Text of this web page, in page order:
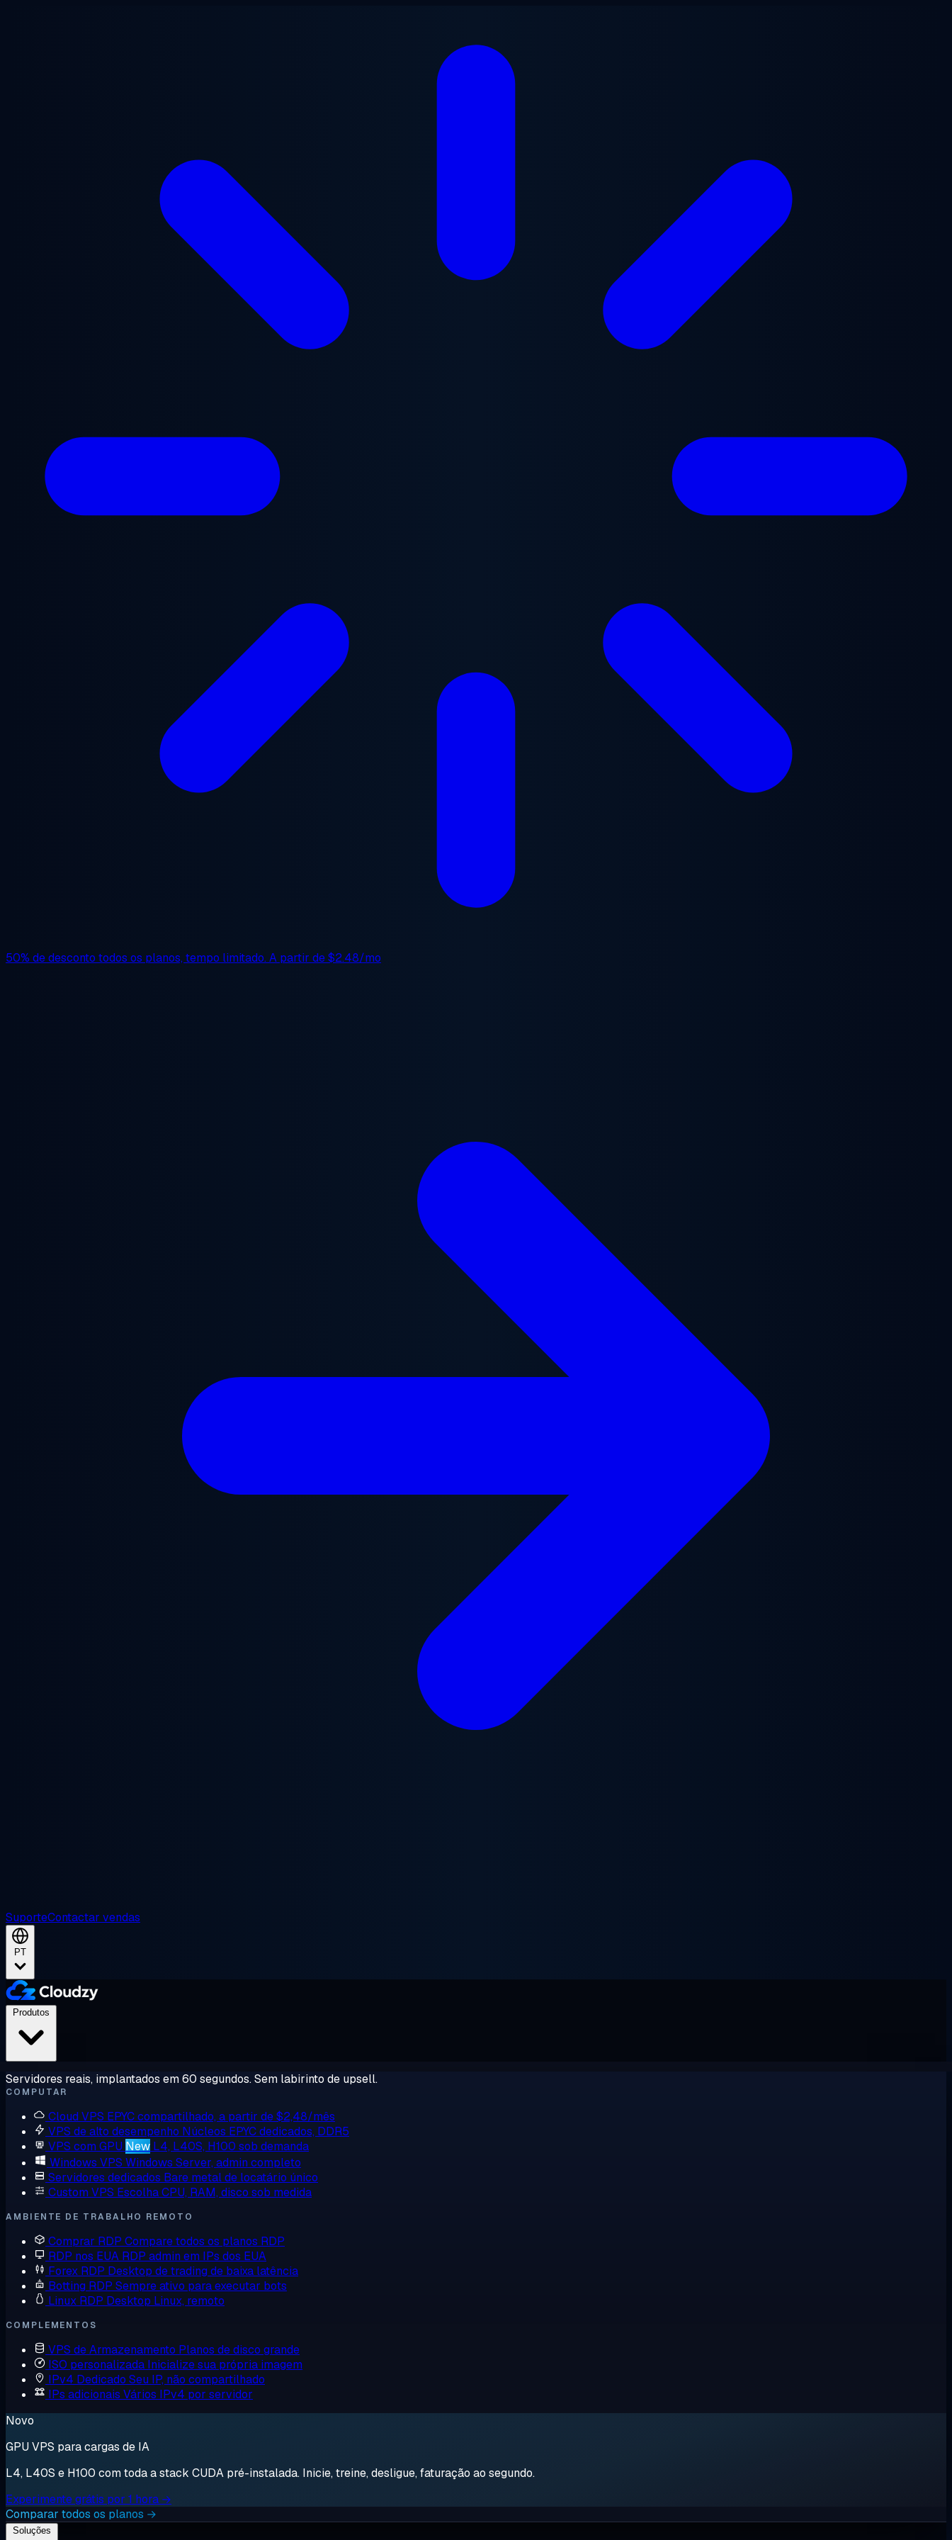
50% de desconto todos os planos, tempo limitado. A partir de$2.48/mo
SuporteContactar vendas
PT
Servidores reais, implantados em 60 segundos. Sem labirinto de upsell.
COMPUTAR
Cloud VPS EPYC compartilhado, a partir de $2,48/mês
VPS de alto desempenho Núcleos EPYC dedicados, DDR5
VPS com GPU New L4, L40S, H100 sob demanda
Windows VPS Windows Server, admin completo
Servidores dedicados Bare metal de locatário único
Custom VPS Escolha CPU, RAM, disco sob medida
AMBIENTE DE TRABALHO REMOTO
Comprar RDP Compare todos os planos RDP
RDP nos EUA RDP admin em IPs dos EUA
Forex RDP Desktop de trading de baixa latência
Botting RDP Sempre ativo para executar bots
Linux RDP Desktop Linux, remoto
COMPLEMENTOS
VPS de Armazenamento Planos de disco grande
ISO personalizada Inicialize sua própria imagem
IPv4 Dedicado Seu IP, não compartilhado
IPs adicionais Vários IPv4 por servidor
Novo
GPU VPS para cargas de IA
L4, L40S e H100 com toda a stack CUDA pré-instalada. Inicie, treine, desligue, faturação ao segundo.
Experimente grátis por 1 hora →
Comparar todos os planos →